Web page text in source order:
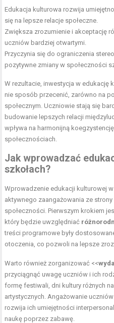
Edukacja kulturowa rozwija
się na lepsze relacje społeczne.
Zwiększa zrozumienie i akceptację
uczniów bardziej otwartymi.
Przyczynia się do ograniczenia
pozytywne zmiany w społeczności
W rezultacie, inwestycja w edukację
nie sposób przecenić, zarówno na
społecznym. Uczniowie stają się
budowanie lepszych relacji
wpływa na harmonijną
społecznościach.
Jak wprowadzać
szkołach?
Wprowadzenie edukacji kulturowej
aktywnego zaangażowania ze
społeczności. Pierwszym krokiem
który będzie uwzględniać
treści programowe były
otoczenia, co pozwoli na lepsze
Warto również zorganizować <<
przyciągnąć uwagę uczniów i ich
formę festiwali, dni kultury różnych
artystycznych. Angażowanie
rozwija ich umiejętności
naukę poprzez zabawę.